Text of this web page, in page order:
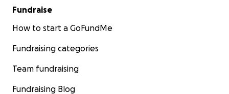
Fundraise
How to start a GoFundMe
Fundraising categories
Team fundraising
Fundraising Blog